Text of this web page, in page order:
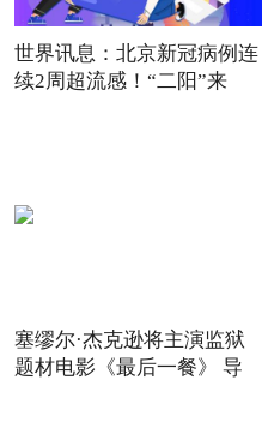
世界讯息：北京新冠病例连
续2周超流感！“二阳”来
塞缪尔·杰克逊将主演监狱
题材电影《最后一餐》 导